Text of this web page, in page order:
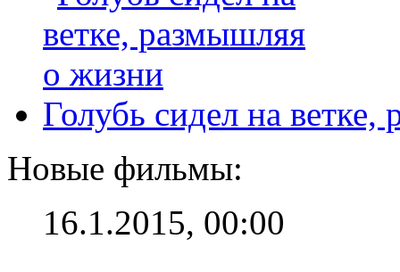
Голубь сидел на
Новые фильмы:
16.1.2015, 00:00